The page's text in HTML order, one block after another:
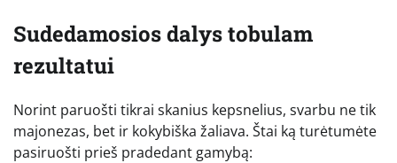
Sudedamosios dalys tobulam
rezultatui
Norint paruošti tikrai skanius kepsnelius, svarbu ne tik
majonezas, bet ir kokybiška žaliava. Štai ką turėtumėte
pasiruošti prieš pradedant gamybą: